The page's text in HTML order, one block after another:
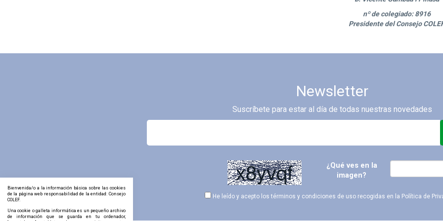
nº de colegiado: 8916
Presidente del Consejo
Newsletter
Suscríbete para estar al día de todas nuestras novedades
¿Qué ves en la
imagen?
He leído y acepto los términos y condiciones de uso recogidas en la Política de
Bienvenida/o a la información básica sobre las cookies
de la página web responsabilidad de la entidad: Consejo
COLEF.
Una cookie o galleta informática es un pequeño archivo
de información que se guarda en tu ordenador,